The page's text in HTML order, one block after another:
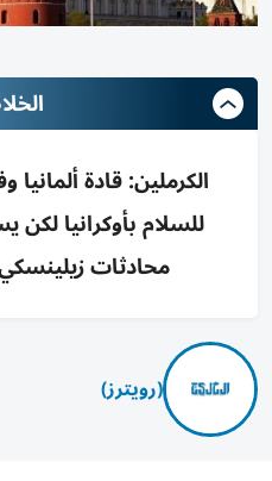
الكرملين: قادة
للسلام بأوكرانيا
محادثات
(رويترز)